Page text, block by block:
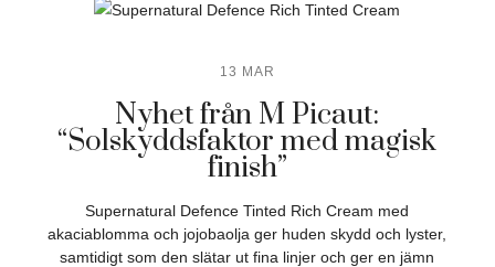
13 MAR
Nyhet från M Picaut:
“Solskyddsfaktor med magisk
finish”
Supernatural Defence Tinted Rich Cream med
akaciablomma och jojobaolja ger huden skydd och lyster,
samtidigt som den slätar ut fina linjer och ger en jämn